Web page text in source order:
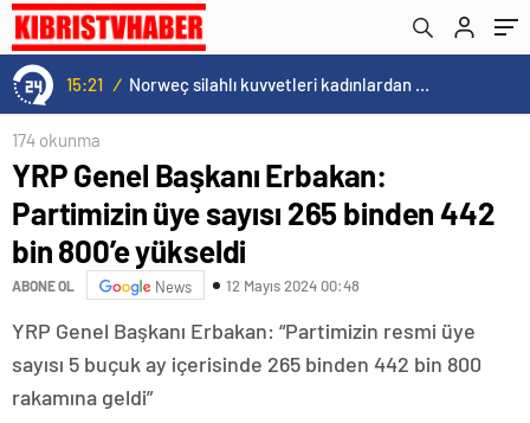
15:21 / Norweç silahlı kuvvetleri kadınlardan oluşan özel kuvvetler eğitimlerini başlattı.
174 okunma
YRP Genel Başkanı Erbakan:
Partimizin üye sayısı 265 binden 442
bin 800’e yükseldi
ABONE OL News 12 Mayıs 2024 00:48
YRP Genel Başkanı Erbakan: “Partimizin resmi üye
sayısı 5 buçuk ay içerisinde 265 binden 442 bin 800
rakamına geldi”